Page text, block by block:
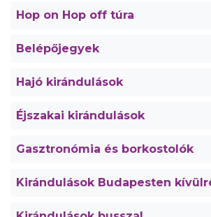
Hop on Hop off túra
Belépőjegyek
Hajó kirándulások
Éjszakai kirándulások
Gasztronómia és borkostolók
Kirándulások Budapesten